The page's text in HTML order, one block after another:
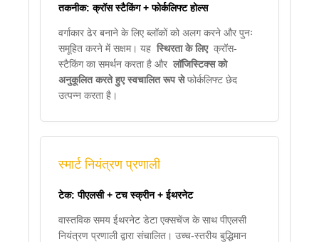
तकनीक: क्रॉस स्टैकिंग + फोर्कलिफ्ट होल्स
वर्गाकार ढेर बनाने के लिए ब्लॉकों को अलग करने और पुनः
समूहित करने में सक्षम। यह स्थिरता के लिए क्रॉस-
स्टैकिंग का समर्थन करता है और लॉजिस्टिक्स को
अनुकूलित करते हुए स्वचालित रूप सेफोर्कलिफ्ट छेद
उत्पन्न करता है।
स्मार्ट नियंत्रण प्रणाली
टेक: पीएलसी + टच स्क्रीन + ईथरनेट
वास्तविक समय ईथरनेट डेटा एक्सचेंज के साथ पीएलसी
नियंत्रण प्रणाली द्वारा संचालित। उच्च-स्तरीय बुद्धिमान